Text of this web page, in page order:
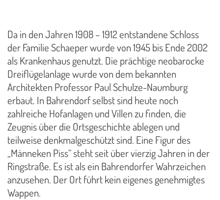
Da in den Jahren 1908 – 1912 entstandene Schloss
der Familie Schaeper wurde von 1945 bis Ende 2002
als Krankenhaus genutzt. Die prächtige neobarocke
Dreiflügelanlage wurde von dem bekannten
Architekten Professor Paul Schulze-Naumburg
erbaut. In Bahrendorf selbst sind heute noch
zahlreiche Hofanlagen und Villen zu finden, die
Zeugnis über die Ortsgeschichte ablegen und
teilweise denkmalgeschützt sind. Eine Figur des
„Männeken Piss“ steht seit über vierzig Jahren in der
Ringstraße. Es ist als ein Bahrendorfer Wahrzeichen
anzusehen. Der Ort führt kein eigenes genehmigtes
Wappen.